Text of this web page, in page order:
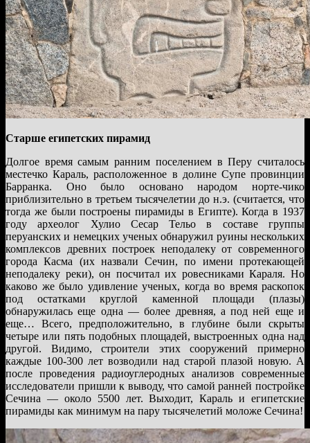
Старше египетских пирамид
Долгое время самым ранним поселением в Перу считалось
местечко Караль, расположенное в долине Супе провинции
Барранка. Оно было основано народом норте-чико
приблизительно в третьем тысячелетии до н.э. (считается, что
тогда же были построены пирамиды в Египте). Когда в 1937
году археолог Хулио Сесар Тельо в составе группы
перуанских и немецких ученых обнаружил руины нескольких
комплексов древних построек неподалеку от современного
города Касма (их назвали Сечин, по имени протекающей
неподалеку реки), он посчитал их ровесниками Караля. Но
каково же было удивление ученых, когда во время раскопок
под остатками круглой каменной площади (плазы)
обнаружилась еще одна — более древняя, а под ней еще и
еще… Всего, предположительно, в глубине были скрыты
четыре или пять подобных площадей, выстроенных одна над
другой. Видимо, строители этих сооружений примерно
каждые 100-300 лет возводили над старой плазой новую. А
после проведения радиоуглеродных анализов современные
исследователи пришли к выводу, что самой ранней постройке
Сечина — около 5500 лет. Выходит, Караль и египетские
пирамиды как минимум на пару тысячелетий моложе Сечина!